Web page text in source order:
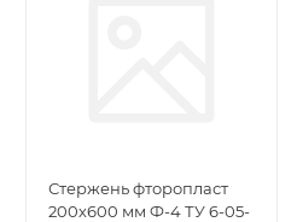
Стержень фторопласт
200х600 мм Ф-4 ТУ 6-05-